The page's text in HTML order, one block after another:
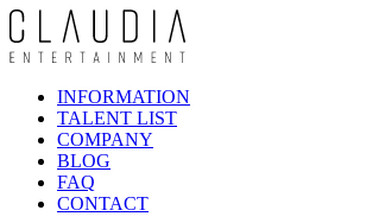
INFORMATION
TALENT LIST
COMPANY
BLOG
FAQ
CONTACT